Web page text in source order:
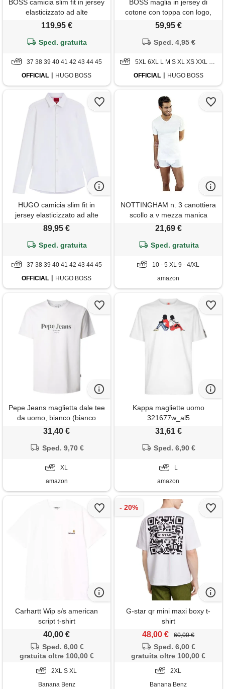
BOSS camicia slim fit in jersey
elasticizzato ad alte
prestazioni con stampa,
motivo azzurro chiaro
119,95 €
Sped. gratuita
37 38 39 40 41 42 43 44 45
OFFICIAL
HUGO BOSS
BOSS maglia in jersey di
cotone con toppa con logo,
bianco
59,95 €
Sped. 4,95 €
5XL 6XL L M S XL XS XXL XXXL
OFFICIAL
HUGO BOSS
HUGO camicia slim fit in
jersey elasticizzato ad alte
prestazioni, bianco
89,95 €
Sped. gratuita
37 38 39 40 41 42 43 44 45
OFFICIAL
HUGO BOSS
NOTTINGHAM n. 3 canottiera
scollo a v mezza manica
uomo cotone jersey.
ass. To(blu, grigio mel e nero)
21,69 €
Sped. gratuita
10 - 5 XL 9 - 4/XL
amazon
Pepe Jeans maglietta dale tee
da uomo, bianco (bianco
sporco), xl
31,40 €
Sped. 9,70 €
XL
amazon
Kappa magliette uomo
321677w_al5
31,61 €
Sped. 6,90 €
L
amazon
Carhartt Wip s/s american
script t-shirt
40,00 €
Sped. 6,00 €
gratuita oltre 100,00 €
2XL S XL
Banana Benz
G-star qr mini maxi boxy t-
shirt
48,00 € 60,00 €
Sped. 6,00 €
gratuita oltre 100,00 €
2XL
Banana Benz